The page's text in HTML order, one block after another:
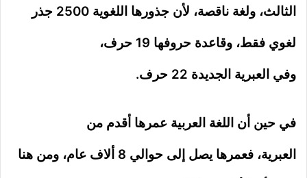
الثالث، ولغة ناقصة، لأن جذورها اللغوية 2500 جذر
لغوي فقط، وقاعدة حروفها 19 حرف،
وفي العبرية الجديدة 22 حرف.
في حين أن اللغة العربية عمرها أقدم من
العبرية، فعمرها يصل إلى حوالي 8 ألاف عام، ومن هنا